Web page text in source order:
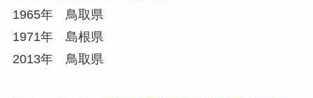
1965年 鳥取県
1971年 島根県
2013年 鳥取県